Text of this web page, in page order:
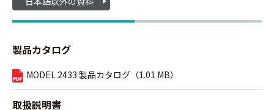
製品カタログ
MODEL 2433 製品カタログ（1.01 MB）
取扱説明書